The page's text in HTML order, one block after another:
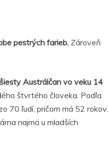
pestrých farieb. Zároveň
Austrálčan vo veku 14
štvrtého človeka. Podľa
70 ľudí, pričom má 52 rokov.
najmä u mladších